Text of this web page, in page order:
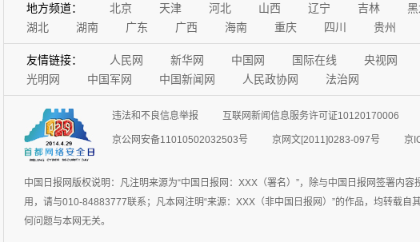
地方频道： 北京 天津 河北 山西 辽宁 吉林
湖北
湖南 广东 广西 海南 重庆 四川 贵州
友情链接： 人民网 新华网 中国网 国际在线 央视网
光明网
中国军网 中国新闻网 人民政协网 法治网
违法和不良信息举报 互联网新闻信息服务许可证10120170006
京公网安备11010502032503号 京网文[2011]0283-097号 京
中国日报网版权说明：凡注明来源为“中国日报网：XXX（署名）”，除与中国日报网签署内
用，请与010-84883777联系；凡本网注明“来源：XXX（非中国日报网）”的作品，均转载
何问题与本网无关。